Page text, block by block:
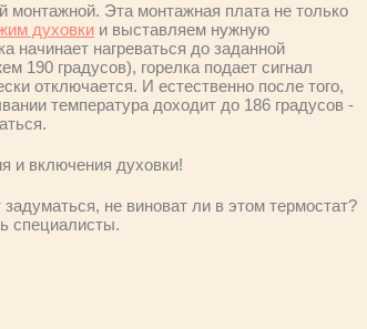
монтажной. Эта монтажная плата не только
духовки и выставляем нужную
начинает нагреваться до заданной
190 градусов), горелка подает сигнал
отключается. И естественно после того,
температура доходит до 186 градусов -
и включения духовки!
не виноват ли в этом термостат?
специалисты.